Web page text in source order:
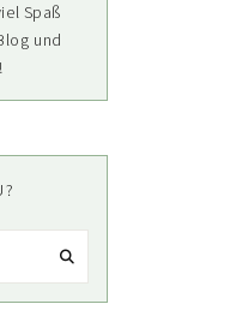
Spaß
und